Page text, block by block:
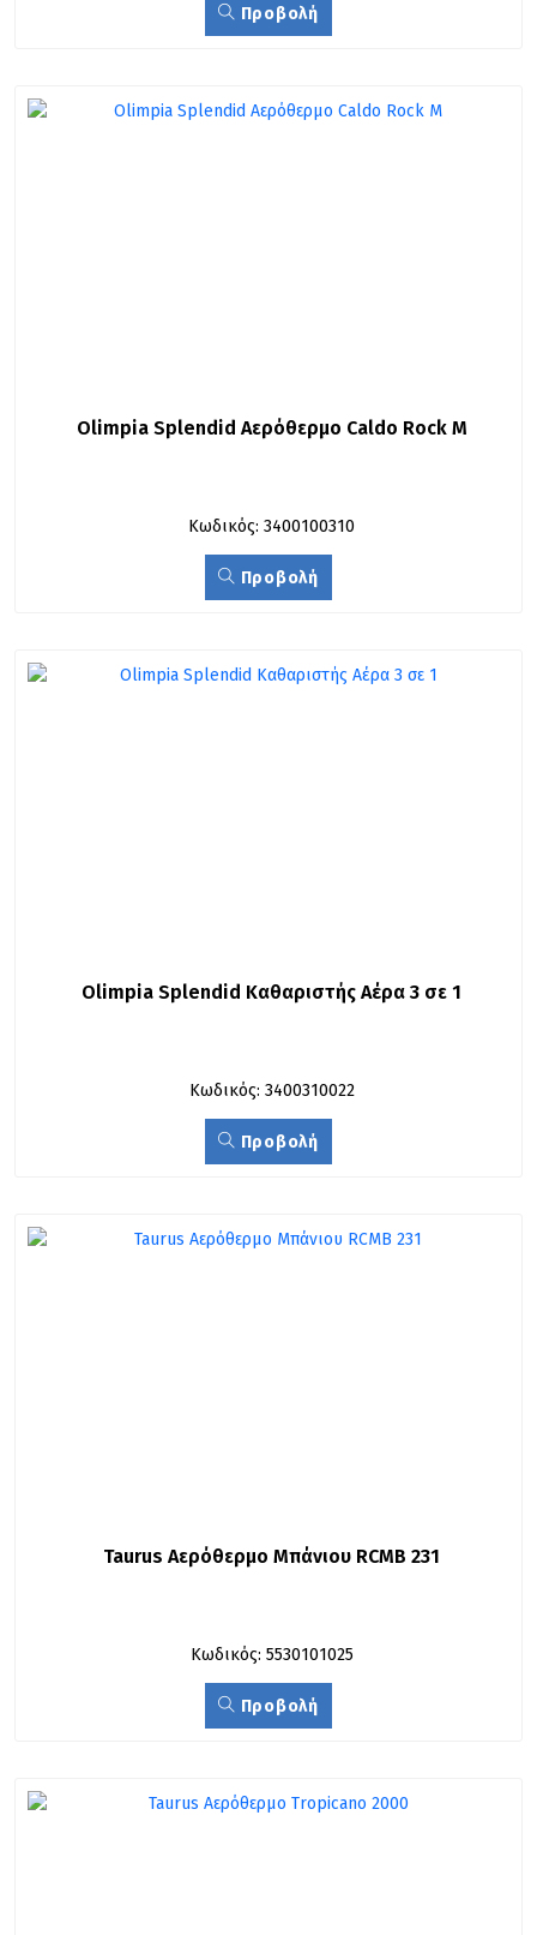
Προβολή
Olimpia Splendid Αερόθερμο Caldo Rock M
Κωδικός: 3400100310
Προβολή
Olimpia Splendid Καθαριστής Αέρα 3 σε 1
Κωδικός: 3400310022
Προβολή
Taurus Αερόθερμο Μπάνιου RCMB 231
Κωδικός: 5530101025
Προβολή